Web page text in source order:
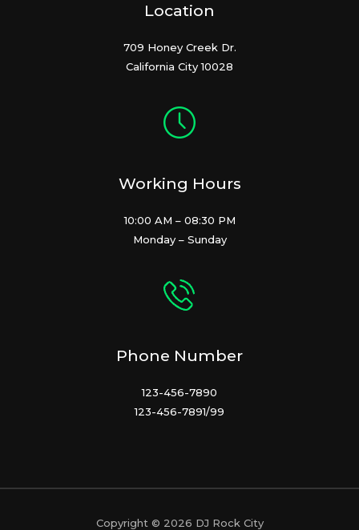
Location
709 Honey Creek Dr.
California City 10028
Working Hours
10:00 AM – 08:30 PM
Monday – Sunday
Phone Number
123-456-7890
123-456-7891/99
Copyright © 2026 DJ Rock City